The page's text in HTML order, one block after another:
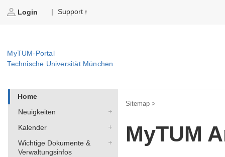
Login | Support
MyTUM-Portal
Technische Universität München
Home
Neuigkeiten
Kalender
Wichtige Dokumente &
Verwaltungsinfos
Sitemap >
MyTUM